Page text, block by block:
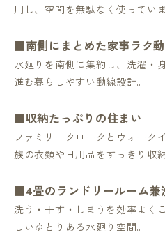
用し、空間を無駄なく使っていま
■南側にまとめた家事ラク
水廻りを南側に集約し、洗濯・
進む暮らしやすい動線設計。
■収納たっぷりの住まい
ファミリークロークとウォーク
族の衣類や日用品をすっきり収
■4畳のランドリールーム兼
洗う・干す・しまうを効率よく
しいゆとりある水廻り空間。